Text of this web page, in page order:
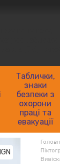
Таблички,
знаки
безпеки з
охорони
праці та
евакуації